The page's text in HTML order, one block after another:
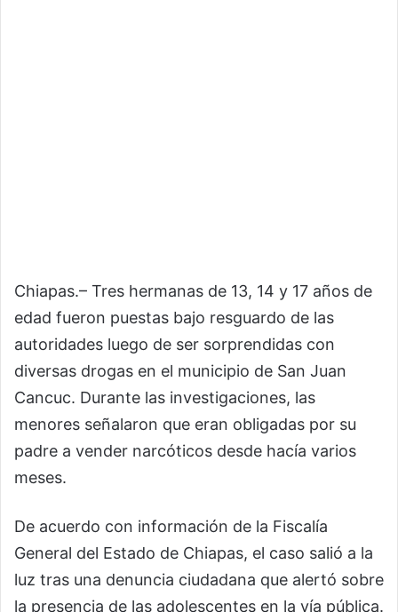
Chiapas.– Tres hermanas de 13, 14 y 17 años de
edad fueron puestas bajo resguardo de las
autoridades luego de ser sorprendidas con
diversas drogas en el municipio de San Juan
Cancuc. Durante las investigaciones, las
menores señalaron que eran obligadas por su
padre a vender narcóticos desde hacía varios
meses.
De acuerdo con información de la Fiscalía
General del Estado de Chiapas, el caso salió a la
luz tras una denuncia ciudadana que alertó sobre
la presencia de las adolescentes en la vía pública.